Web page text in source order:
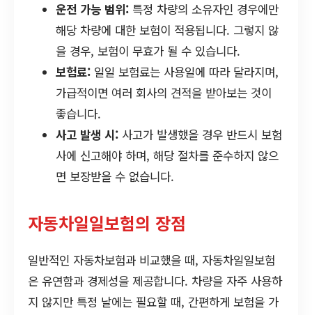
운전 가능 범위: 특정 차량의 소유자인 경우에만
해당 차량에 대한 보험이 적용됩니다. 그렇지 않
을 경우, 보험이 무효가 될 수 있습니다.
보험료: 일일 보험료는 사용일에 따라 달라지며,
가급적이면 여러 회사의 견적을 받아보는 것이
좋습니다.
사고 발생 시: 사고가 발생했을 경우 반드시 보험
사에 신고해야 하며, 해당 절차를 준수하지 않으
면 보장받을 수 없습니다.
자동차일일보험의 장점
일반적인 자동차보험과 비교했을 때, 자동차일일보험
은 유연함과 경제성을 제공합니다. 차량을 자주 사용하
지 않지만 특정 날에는 필요할 때, 간편하게 보험을 가